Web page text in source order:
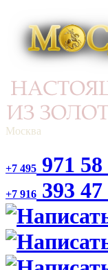
Москва
+7 495 971 58
+7 916 393 47